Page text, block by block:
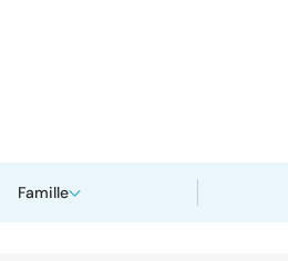
Famille